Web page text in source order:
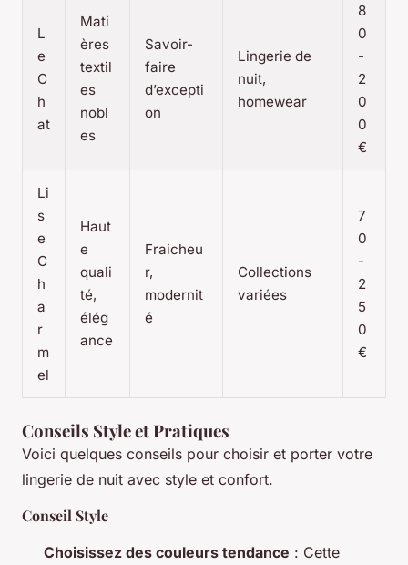
L
e
C
h
at
Mati
ères
textil
es
nobl
es
Savoir-
faire
d’excepti
on
Lingerie de
nuit,
homewear
8
0
-
2
0
0
€
Li
s
e
C
h
a
r
m
el
Haut
e
quali
té,
élég
ance
Fraicheu
r,
modernit
é
Collections
variées
7
0
-
2
5
0
€
Conseils Style et Pratiques
Voici quelques conseils pour choisir et porter votre
lingerie de nuit avec style et confort.
Conseil Style
Choisissez des couleurs tendance : Cette